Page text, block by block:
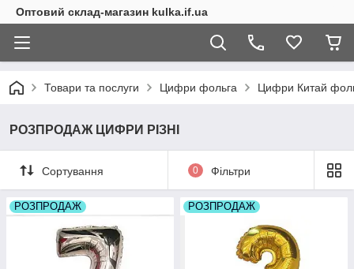
Оптовий склад-магазин kulka.if.ua
Товари та послуги Цифри фольга Цифри Китай
РОЗПРОДАЖ ЦИФРИ РІЗНІ
Сортування 0 Фільтри
РОЗПРОДАЖ РОЗПРОДАЖ